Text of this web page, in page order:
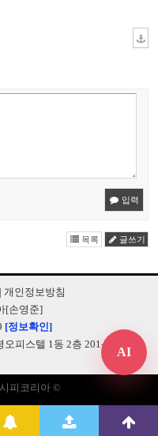
입력
목록 글쓰기
개인정보방침
[손영준]
[정보확인]
피스텔 1동 2층 201-B248
피코리아 ©
AI